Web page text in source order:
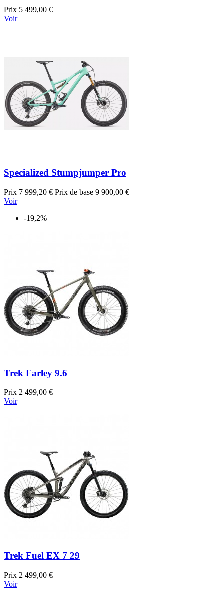
Prix 5 499,00 €
Voir
Specialized Stumpjumper Pro
Prix 7 999,20 € Prix de base 9 900,00 €
Voir
-19,2%
Trek Farley 9.6
Prix 2 499,00 €
Voir
Trek Fuel EX 7 29
Prix 2 499,00 €
Voir